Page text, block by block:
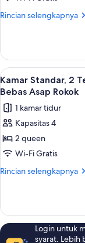
Beberapa
Bebas
Asap
Rokok
Rincian selengkapnya
Rincian
Kamar
Double,
Beberapa
Tempat
Bebas
Asap
Lihat
semua
foto
untuk
Kamar
Standar,
2
Tempat
difabel
mobilitas,
Bebas
5
Kamar Standar, 2
Bebas Asap Rokok
1 kamar tidur
Kapasitas 4
2 queen
Wi-Fi Gratis
Rincian selengkapnya
Rincian
Kamar
Standar,
2
Login untuk
syarat. Lebih